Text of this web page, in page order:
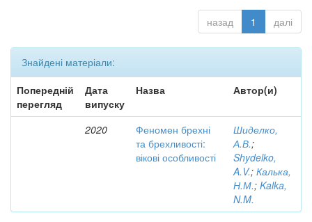
назад 1 далі
Знайдені матеріали:
Попередній
перегляд
Дата
випуску
Назва Автор(и)
2020
Феномен брехні
та брехливості:
вікові особливості
Шиделко,
А.В.;
Shydelko,
A.V.; Калька,
Н.М.; Kalka,
N.M.